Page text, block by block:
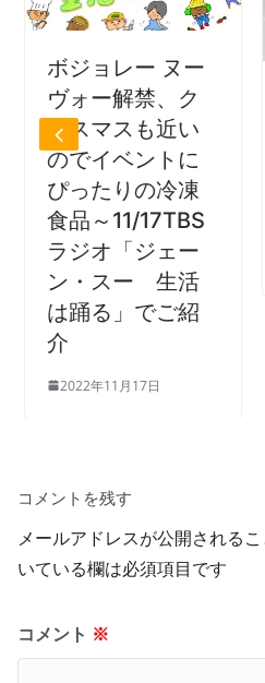
ボジョレー ヌー
ヴォー解禁、ク
リスマスも近い
のでイベントに
ぴったりの冷凍
食品～11/17TBS
ラジオ「ジェー
ン・スー 生活
は踊る」でご紹
介
2022年11月17日
コメントを残す
メールアドレスが公開されるこ
いている欄は必須項目です
コメント ※